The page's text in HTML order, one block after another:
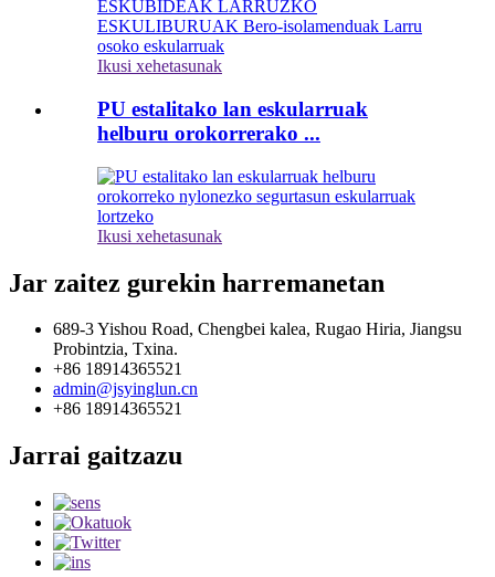
Ikusi xehetasunak
PU estalitako lan eskularruak
helburu orokorrerako ...
Ikusi xehetasunak
Jar zaitez gurekin harremanetan
689-3 Yishou Road, Chengbei kalea, Rugao Hiria, Jiangsu
Probintzia, Txina.
+86 18914365521
admin@jsyinglun.cn
+86 18914365521
Jarrai gaitzazu